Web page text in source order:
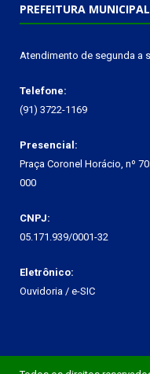
PREFEITURA
Atendimento de segunda a
Telefone:
(91) 3722-1169
Presencial:
Praça Coronel Horácio, nº
000
CNPJ:
05.171.939/0001-32
Eletrônico:
Ouvidoria / e-SIC